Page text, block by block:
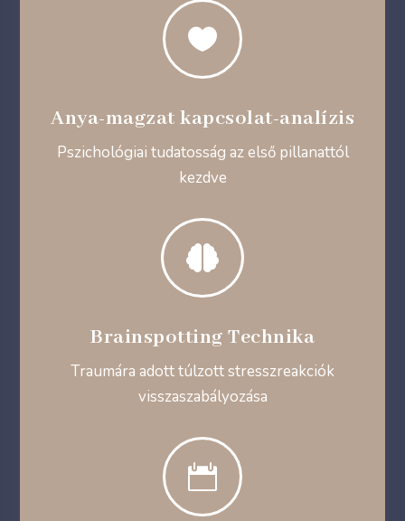

Anya-magzat kapcsolat-analízis
Pszichológiai tudatosság az első pillanattól
kezdve

Brainspotting Technika
Traumára adott túlzott stresszreakciók
visszaszabályozása
